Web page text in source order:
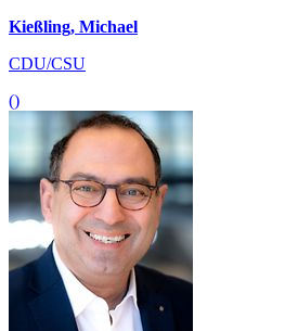
Kießling, Michael
CDU/CSU
()